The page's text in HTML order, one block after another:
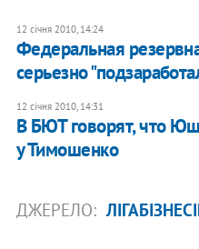
12 січня 2010, 14:24
Федеральная
серьезно
12 січня 2010, 14:31
В БЮТ говорят, что
у Тимошенко
ДЖЕРЕЛО: